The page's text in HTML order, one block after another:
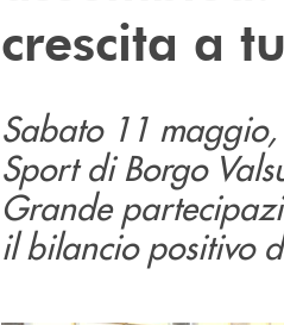
crescita a
Sabato 11
Sport di Borgo
Grande
il bilancio positivo